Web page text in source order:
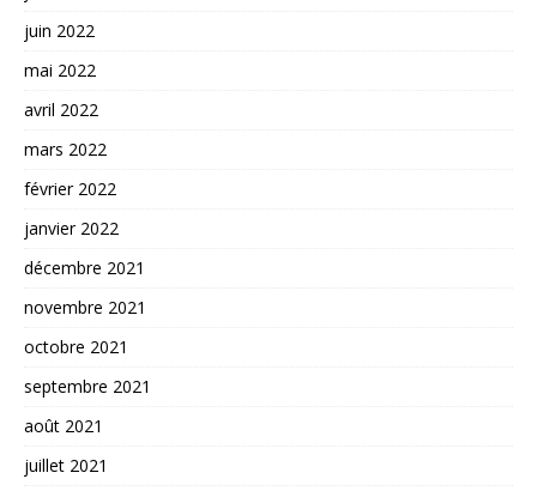
juin 2022
mai 2022
avril 2022
mars 2022
février 2022
janvier 2022
décembre 2021
novembre 2021
octobre 2021
septembre 2021
août 2021
juillet 2021